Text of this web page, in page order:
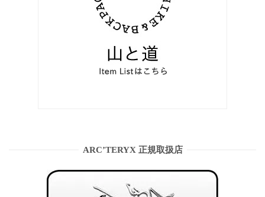
ARC’TERYX 正規取扱店